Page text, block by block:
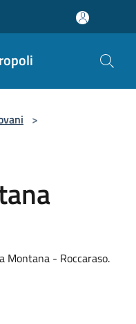
>
Montana - Roccaraso.